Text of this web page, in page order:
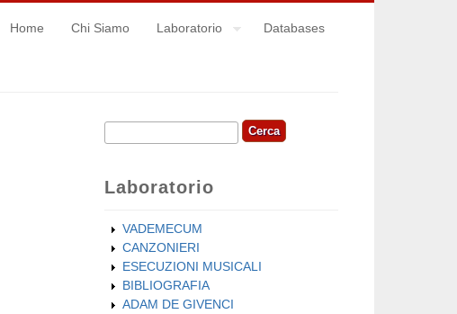
Home Chi Siamo Laboratorio Databases
Form di ricerca
Cerca
Laboratorio
VADEMECUM
CANZONIERI
ESECUZIONI MUSICALI
BIBLIOGRAFIA
ADAM DE GIVENCI